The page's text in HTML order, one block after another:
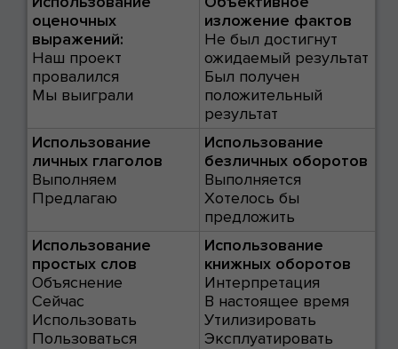
оценочных
выражений:
Наш проект
провалился
Мы выиграли
изложение фактов
Не был достигнут
ожидаемый результат
Был получен
положительный
результат
Использование
личных глаголов
Выполняем
Предлагаю
Использование
безличных оборотов
Выполняется
Хотелось бы
предложить
Использование
простых слов
Объяснение
Сейчас
Использовать
Пользоваться
Использование
книжных оборотов
Интерпретация
В настоящее время
Утилизировать
Эксплуатировать